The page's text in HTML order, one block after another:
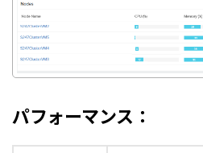
パフォーマンス：